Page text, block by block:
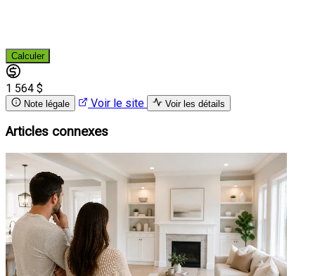
Calculer
1 564 $
Note légale Voir le site Voir les détails
Articles connexes